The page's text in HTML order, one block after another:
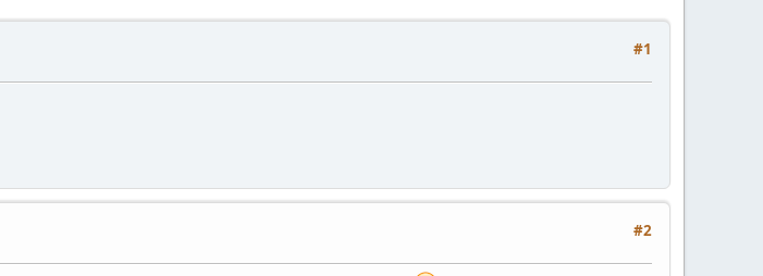
#1
#2